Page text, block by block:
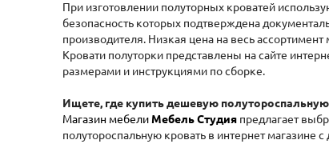
При изготовлении полуторных кроватей
безопасность которых подтверждена
производителя. Низкая цена на весь ассортимент
Кровати полуторки представлены на сайте
размерами и инструкциями по сборке.
Ищете, где купить дешевую
Магазин мебели Мебель Студия предлагает
полутороспальную кровать в интернет